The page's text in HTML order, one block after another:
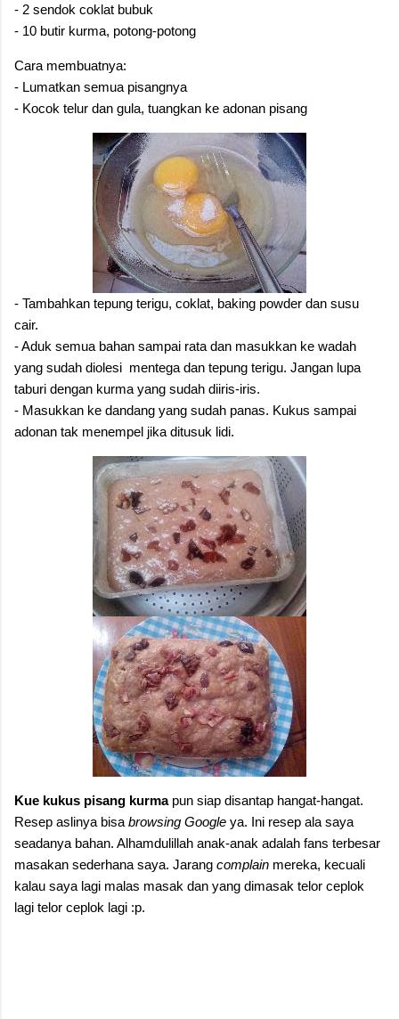
- 2 sendok coklat bubuk
- 10 butir kurma, potong-potong
Cara membuatnya:
- Lumatkan semua pisangnya
- Kocok telur dan gula, tuangkan ke adonan pisang
- Tambahkan tepung terigu, coklat, baking powder dan susu
cair.
- Aduk semua bahan sampai rata dan masukkan ke wadah
yang sudah diolesi mentega dan tepung terigu. Jangan lupa
taburi dengan kurma yang sudah diiris-iris.
- Masukkan ke dandang yang sudah panas. Kukus sampai
adonan tak menempel jika ditusuk lidi.
Kue kukus pisang kurma pun siap disantap hangat-hangat.
Resep aslinya bisa browsing Google ya. Ini resep ala saya
seadanya bahan. Alhamdulillah anak-anak adalah fans terbesar
masakan sederhana saya. Jarang complain mereka, kecuali
kalau saya lagi malas masak dan yang dimasak telor ceplok
lagi telor ceplok lagi :p.